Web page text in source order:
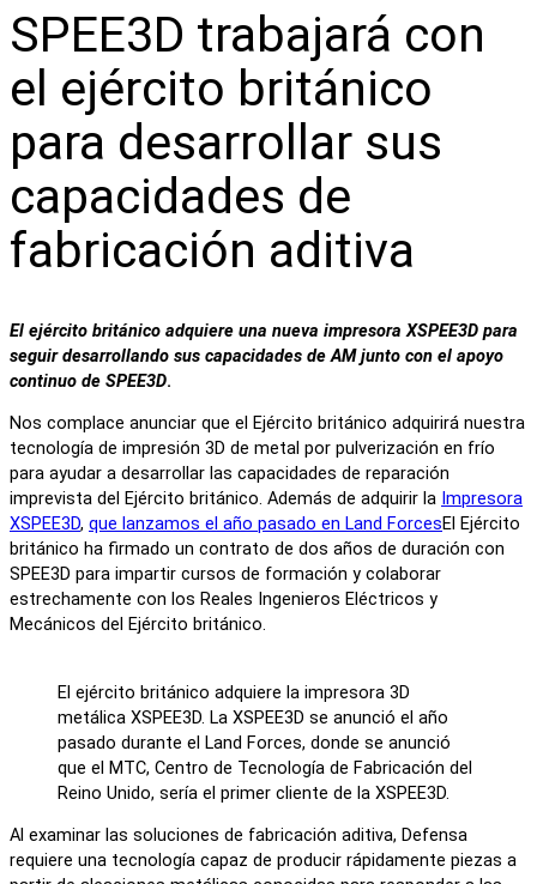
SPEE3D trabajará con
el ejército británico
para desarrollar sus
capacidades de
fabricación aditiva
El ejército británico adquiere una nueva impresora XSPEE3D para
seguir desarrollando sus capacidades de AM junto con el apoyo
continuo de SPEE3D.
Nos complace anunciar que el Ejército británico adquirirá nuestra
tecnología de impresión 3D de metal por pulverización en frío
para ayudar a desarrollar las capacidades de reparación
imprevista del Ejército británico. Además de adquirir la Impresora
XSPEE3D, que lanzamos el año pasado en Land ForcesEl Ejército
británico ha firmado un contrato de dos años de duración con
SPEE3D para impartir cursos de formación y colaborar
estrechamente con los Reales Ingenieros Eléctricos y
Mecánicos del Ejército británico.
El ejército británico adquiere la impresora 3D
metálica XSPEE3D. La XSPEE3D se anunció el año
pasado durante el Land Forces, donde se anunció
que el MTC, Centro de Tecnología de Fabricación del
Reino Unido, sería el primer cliente de la XSPEE3D.
Al examinar las soluciones de fabricación aditiva, Defensa
requiere una tecnología capaz de producir rápidamente piezas a